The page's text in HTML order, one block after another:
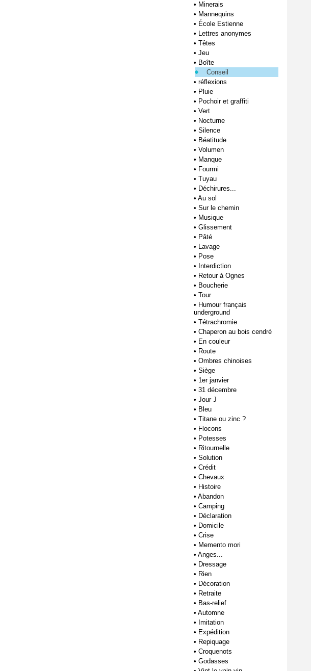
• Minerais
• Mannequins
• École Estienne
• Lettres anonymes
• Têtes
• Jeu
• Boîte
Conseil
• réflexions
• Pluie
• Pochoir et graffiti
• Vert
• Nocturne
• Silence
• Béatitude
• Volumen
• Manque
• Fourmi
• Tuyau
• Déchirures...
• Au sol
• Sur le chemin
• Musique
• Glissement
• Pâté
• Lavage
• Pose
• Interdiction
• Retour à Ognes
• Boucherie
• Tour
• Humour français
underground
• Tétrachromie
• Chaperon au bois cendré
• En couleur
• Route
• Ombres chinoises
• Siège
• 1er janvier
• 31 décembre
• Jour J
• Bleu
• Titane ou zinc ?
• Flocons
• Potesses
• Ritournelle
• Solution
• Crédit
• Chevaux
• Histoire
• Abandon
• Camping
• Déclaration
• Domicile
• Crise
• Memento mori
• Anges...
• Dressage
• Rien
• Décoration
• Retraite
• Bas-relief
• Automne
• Imitation
• Expédition
• Repiquage
• Croquenots
• Godasses